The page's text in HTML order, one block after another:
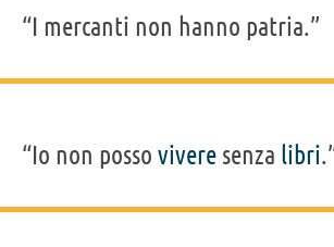
“I mercanti non hanno patria.”
“Io non posso vivere senza libri